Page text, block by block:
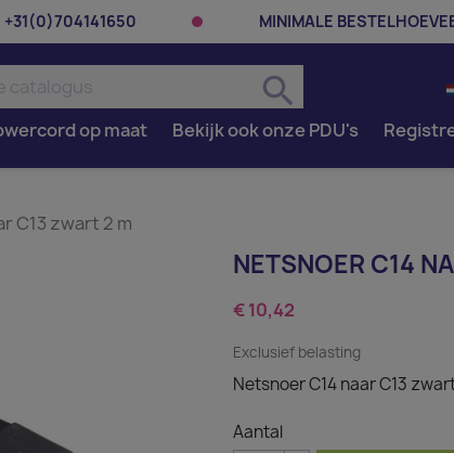
+31(0)704141650 MINIMALE
search
op maat Bekijk ook onze PDU's
C13 zwart 2 m
NETSNOER C14
€ 10,42
Exclusief belasting
Netsnoer C14 naar C13
Aantal